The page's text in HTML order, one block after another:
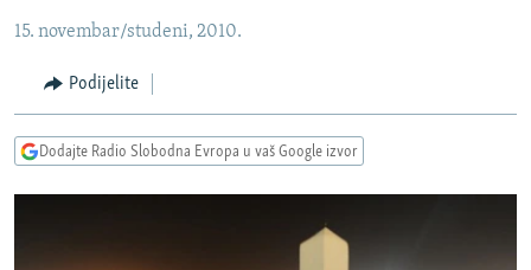
na
navigaciju
Pređite
na
pretragu
KOSOVO
CRNA GORA
VIZUELNO
VIDEO
PODCASTI
15. novembar/studeni, 2010.
Podijelite
Dodajte Radio Slobodna Evropa u vaš Google izvor